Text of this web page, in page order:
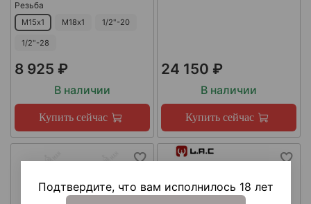
Резьба
М15х1 М18х1 1/2"-20
1/2"-28
8 925 ₽
В наличии
Купить сейчас
24 150 ₽
В наличии
Купить сейчас
Подтвердите, что вам исполнилось 18 лет